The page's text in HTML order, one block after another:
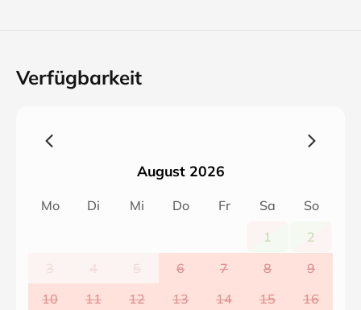
Verfügbarkeit
August 2026
Mo Di Mi Do Fr Sa
So
1
2
3
4 5 6 7 8
9
10
11 12 13 14 15
16